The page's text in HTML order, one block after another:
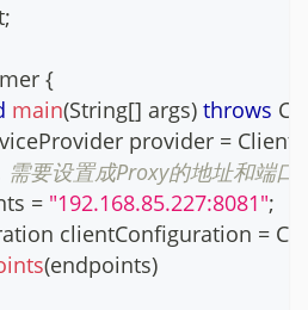
;
{
main(String[] args) throws
provider =
要设置成Proxy的地址和端
= "192.168.85.227:8081";
clientConfiguration =
(endpoints)